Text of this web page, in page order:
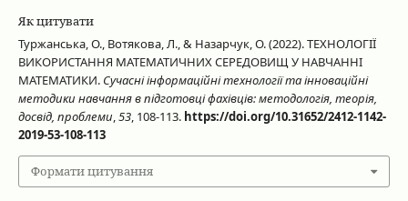
Як цитувати
Туржанська, О., Вотякова, Л., & Назарчук, О. (2022). ТЕХНОЛОГІЇ
ВИКОРИСТАННЯ МАТЕМАТИЧНИХ СЕРЕДОВИЩ У НАВЧАННІ
МАТЕМАТИКИ. Сучасні інформаційні технології та інноваційні
методики навчання в підготовці фахівців: методологія, теорія,
досвід, проблеми,53, 108-113. https://doi.org/10.31652/2412-1142-
2019-53-108-113
Формати цитування